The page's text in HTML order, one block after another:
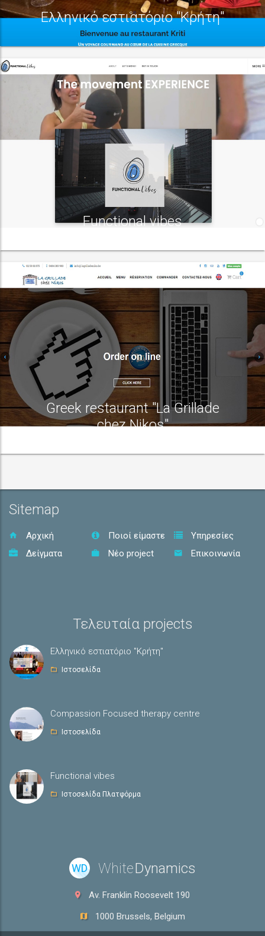
Ελληνικό εστιατόριο "Κρήτη"
Functional vibes
Greek restaurant "La Grillade
chez Nikos"
Sitemap
Αρχική Ποιοί είμαστε
Υπηρεσίες
Δείγματα
Νέο project Επικοινωνία
Τελευταία projects
Ελληνικό εστιατόριο "Κρήτη"
Ιστοσελίδα
Compassion Focused therapy centre
Ιστοσελίδα
Functional vibes
Ιστοσελίδα Πλατφόρμα
WD WhiteDynamics
Av. Franklin Roosevelt 190
1000 Brussels, Belgium